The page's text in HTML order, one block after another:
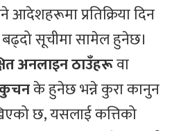
आदेशहरूमा प्रतिक्रिया दिन
सूचीमा सामेल हुनेछ।
अनलाइन ठाउँहरूवा
के हुनेछ भन्ने कुरा कानुन
छ, यसलाई कत्तिको